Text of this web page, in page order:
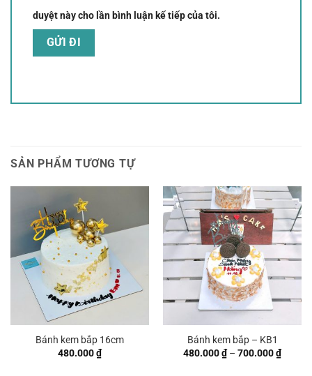
duyệt này cho lần bình luận kế tiếp của tôi.
SẢN PHẨM TƯƠNG TỰ
Bánh kem bắp 16cm
480.000₫
Bánh kem bắp – KB1
480.000₫ – 700.000₫
giá: